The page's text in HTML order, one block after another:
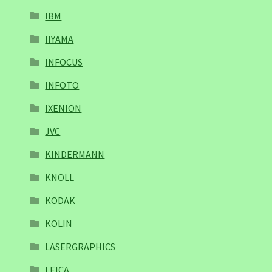
IBM
IIYAMA
INFOCUS
INFOTO
IXENION
JVC
KINDERMANN
KNOLL
KODAK
KOLIN
LASERGRAPHICS